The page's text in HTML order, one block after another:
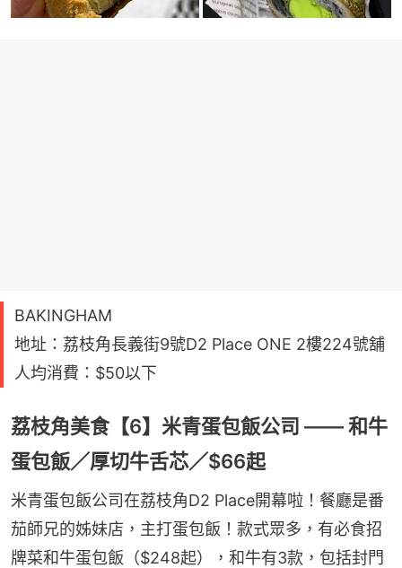
BAKINGHAM
地址：荔枝角長義街9號D2 Place ONE 2樓224號舖
人均消費：$50以下
荔枝角美食【6】米青蛋包飯公司 —— 和牛
蛋包飯／厚切牛舌芯／$66起
米青蛋包飯公司在荔枝角D2 Place開幕啦！餐廳是番
茄師兄的姊妹店，主打蛋包飯！款式眾多，有必食招
牌菜和牛蛋包飯（$248起），和牛有3款，包括封門